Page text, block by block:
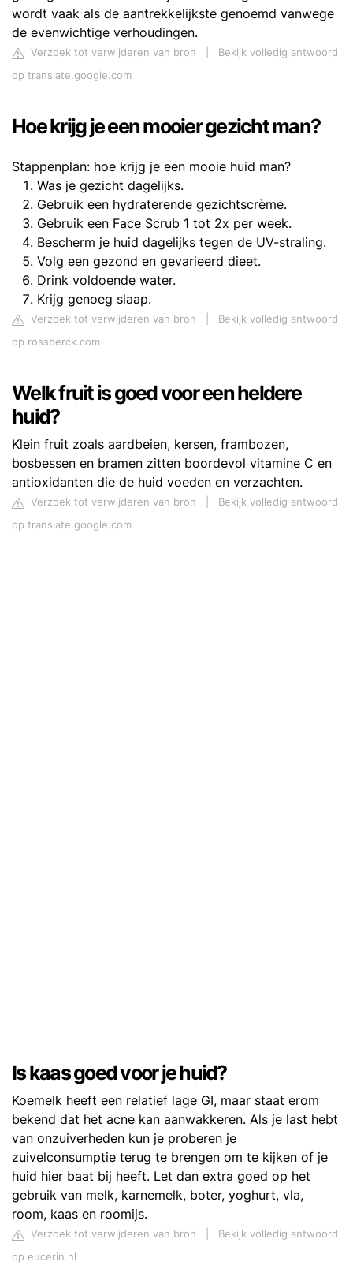
wordt vaak als de aantrekkelijkste genoemd vanwege
de evenwichtige verhoudingen.
Verzoek tot verwijderen van bron
Bekijk volledig antwoord
op translate.google.com
Hoe krijg je een mooier gezicht man?
Stappenplan: hoe krijg je een mooie huid man?
Was je gezicht dagelijks.
Gebruik een hydraterende gezichtscrème.
Gebruik een Face Scrub 1 tot 2x per week.
Bescherm je huid dagelijks tegen de UV-straling.
Volg een gezond en gevarieerd dieet.
Drink voldoende water.
Krijg genoeg slaap.
Verzoek tot verwijderen van bron
Bekijk volledig antwoord
op rossberck.com
Welk fruit is goed voor een heldere
huid?
Klein fruit zoals aardbeien, kersen, frambozen,
bosbessen en bramen zitten boordevol vitamine C en
antioxidanten die de huid voeden en verzachten.
Verzoek tot verwijderen van bron
Bekijk volledig antwoord
op translate.google.com
Is kaas goed voor je huid?
Koemelk heeft een relatief lage GI, maar staat erom
bekend dat het acne kan aanwakkeren. Als je last hebt
van onzuiverheden kun je proberen je
zuivelconsumptie terug te brengen om te kijken of je
huid hier baat bij heeft. Let dan extra goed op het
gebruik van melk, karnemelk, boter, yoghurt, vla,
room, kaas en roomijs.
Verzoek tot verwijderen van bron
Bekijk volledig antwoord
op eucerin.nl